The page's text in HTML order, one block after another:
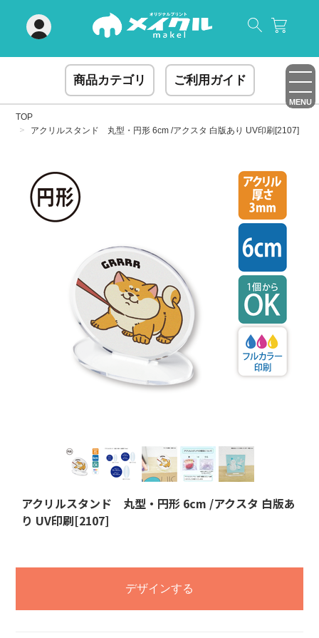
商品カテゴリ ご利用ガイド
MENU
TOP
アクリルスタンド 丸型・円形 6cm /アクスタ 白版あり UV印刷[2107]
アクリルスタンド 丸型・円形 6cm /アクスタ 白版あ
り UV印刷[2107]
デザインする